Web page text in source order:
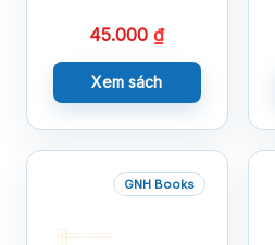
45.000₫
Xem sách
GNH Books